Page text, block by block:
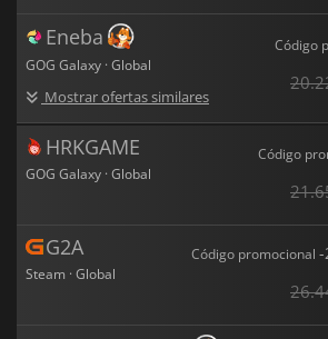
Eneba
GOG Galaxy · Global
Mostrar ofertas similares
Código
HRKGAME
GOG Galaxy · Global
Código
G2A
Steam · Global
Código promocional -